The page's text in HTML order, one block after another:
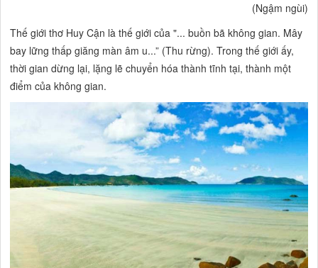
(Ngậm ngùi)
Thế giới thơ Huy Cận là thế giới của "...buồn bã không gian. Mây
bay lững thấp giăng màn âm u...” (Thu rừng). Trong thế giới ấy,
thời gian dừng lại, lặng lẽ chuyển hóa thành tĩnh tại, thành một
điểm của không gian.